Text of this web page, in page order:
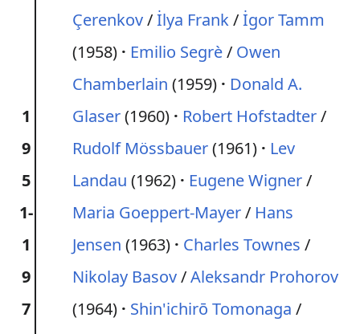
1
9
5
1-
1
9
7
Çerenkov/İlya Frank/İgor Tamm
(1958)
Emilio Segrè/ Owen
Chamberlain (1959)
Donald A.
Glaser(1960) Robert Hofstadter/
Rudolf Mössbauer(1961)
Lev
Landau (1962) Eugene Wigner/
Maria Goeppert-Mayer/ Hans
Jensen (1963) Charles Townes /
Nikolay Basov/Aleksandr Prohorov
(1964)
Shin'ichirō Tomonaga /